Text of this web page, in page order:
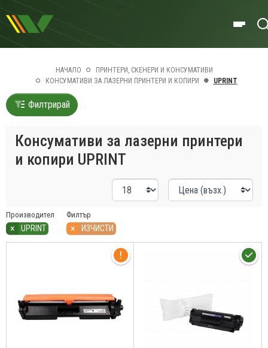
НАЧАЛО
ПРИНТЕРИ, СКЕНЕРИ И КОНСУМАТИВИ
КОНСУМАТИВИ ЗА ЛАЗЕРНИ ПРИНТЕРИ И КОПИРИ
UPRINT
Филтрирай
Консумативи за лазерни принтери
и копири UPRINT
Производител
× UPRINT
Филтър
× ИЗЧИСТИ